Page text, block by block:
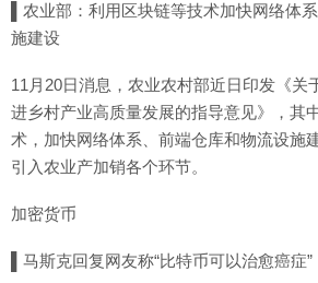
▌农业部：利用区块链等技术加快网络体
施建设
11月20日消息，农业农村部近日印发《关
进乡村产业高质量发展的指导意见》，其
术，加快网络体系、前端仓库和物流设施
引入农业产加销各个环节。
加密货币
▌马斯克回复网友称“比特币可以治愈癌症”